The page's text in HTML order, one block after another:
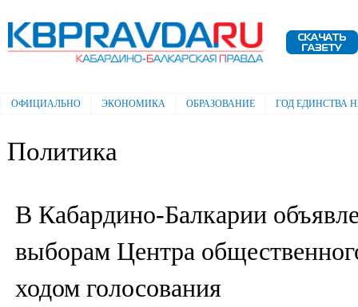
Электронная газета "Кабардино-
Балкарская правда"
Главное меню
ОФИЦИАЛЬНО ЭКОНОМИКА ОБРАЗОВАНИЕ ГОД ЕДИНСТВА
Политика
В Кабардино-Балкарии
выборам Центра
ходом голосования